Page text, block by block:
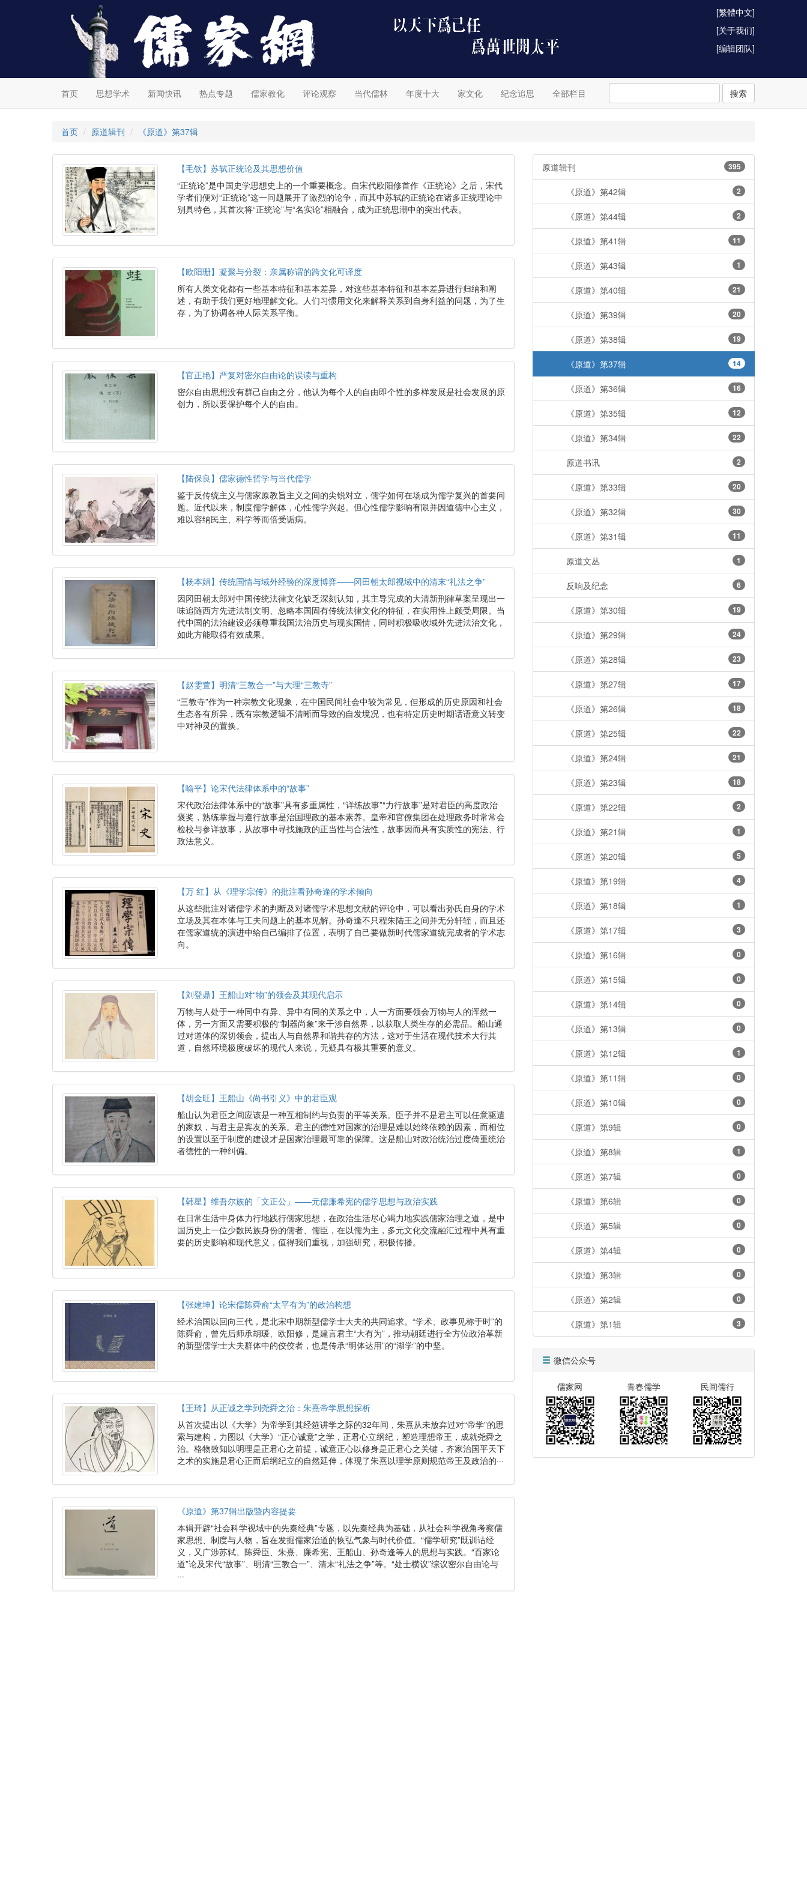
[繁體中文]
[关于我们]
[编辑团队]
首页 思想学术 新闻快讯 热点专题 儒家教化 评论观察 当代儒林 年度十大 家文化 纪念追思 全部栏目 搜索
首页 原道辑刊 《原道》第37辑
【毛钦】苏轼正统论及其思想价值
“正统论”是中国史学思想史上的一个重要概念。自宋代欧阳修首作《正统论》之后，宋代
学者们便对“正统论”这一问题展开了激烈的论争，而其中苏轼的正统论在诸多正统理论中
别具特色，其首次将“正统论”与“名实论”相融合，成为正统思潮中的突出代表。
【欧阳珊】凝聚与分裂：亲属称谓的跨文化可译度
所有人类文化都有一些基本特征和基本差异，对这些基本特征和基本差异进行归纳和阐
述，有助于我们更好地理解文化。人们习惯用文化来解释关系到自身利益的问题，为了生
存，为了协调各种人际关系平衡。
【官正艳】严复对密尔自由论的误读与重构
密尔自由思想没有群己自由之分，他认为每个人的自由即个性的多样发展是社会发展的原
创力，所以要保护每个人的自由。
【陆保良】儒家德性哲学与当代儒学
鉴于反传统主义与儒家原教旨主义之间的尖锐对立，儒学如何在场成为儒学复兴的首要问
题。近代以来，制度儒学解体，心性儒学兴起。但心性儒学影响有限并因道德中心主义，
难以容纳民主、科学等而倍受诟病。
【杨本娟】传统国情与域外经验的深度博弈——冈田朝太郎视域中的清末“礼法之争”
因冈田朝太郎对中国传统法律文化缺乏深刻认知，其主导完成的大清新刑律草案呈现出一
味追随西方先进法制文明、忽略本国固有传统法律文化的特征，在实用性上颇受局限。当
代中国的法治建设必须尊重我国法治历史与现实国情，同时积极吸收域外先进法治文化，
如此方能取得有效成果。
【赵雯萱】明清“三教合一”与大理“三教寺”
“三教寺”作为一种宗教文化现象，在中国民间社会中较为常见，但形成的历史原因和社会
生态各有所异，既有宗教逻辑不清晰而导致的自发境况，也有特定历史时期话语意义转变
中对神灵的置换。
【喻平】论宋代法律体系中的“故事”
宋代政治法律体系中的“故事”具有多重属性，“详练故事”“力行故事”是对君臣的高度政治
褒奖，熟练掌握与遵行故事是治国理政的基本素养。皇帝和官僚集团在处理政务时常常会
检校与参详故事，从故事中寻找施政的正当性与合法性，故事因而具有实质性的宪法、行
政法意义。
【万 红】从《理学宗传》的批注看孙奇逢的学术倾向
从这些批注对诸儒学术的判断及对诸儒学术思想文献的评论中，可以看出孙氏自身的学术
立场及其在本体与工夫问题上的基本见解。孙奇逢不只程朱陆王之间并无分轩轾，而且还
在儒家道统的演进中给自己编排了位置，表明了自己要做新时代儒家道统完成者的学术志
向。
【刘登鼎】王船山对“物”的领会及其现代启示
万物与人处于一种同中有异、异中有同的关系之中，人一方面要领会万物与人的浑然一
体，另一方面又需要积极的“制器尚象”来干涉自然界，以获取人类生存的必需品。船山通
过对道体的深切领会，提出人与自然界和谐共存的方法，这对于生活在现代技术大行其
道，自然环境极度破坏的现代人来说，无疑具有极其重要的意义。
【胡金旺】王船山《尚书引义》中的君臣观
船山认为君臣之间应该是一种互相制约与负责的平等关系。臣子并不是君主可以任意驱遣
的家奴，与君主是宾友的关系。君主的德性对国家的治理是难以始终依赖的因素，而相位
的设置以至于制度的建设才是国家治理最可靠的保障。这是船山对政治统治过度倚重统治
者德性的一种纠偏。
【韩星】维吾尔族的「文正公」——元儒廉希宪的儒学思想与政治实践
在日常生活中身体力行地践行儒家思想，在政治生活尽心竭力地实践儒家治理之道，是中
国历史上一位少数民族身份的儒者、儒臣，在以儒为主，多元文化交流融汇过程中具有重
要的历史影响和现代意义，值得我们重视，加强研究，积极传播。
【张建坤】论宋儒陈舜俞“太平有为”的政治构想
经术治国以回向三代，是北宋中期新型儒学士大夫的共同追求。“学术、政事见称于时”的
陈舜俞，曾先后师承胡瑗、欧阳修，是建言君主“大有为”，推动朝廷进行全方位政治革新
的新型儒学士大夫群体中的佼佼者，也是传承“明体达用”的“湖学”的中坚。
【王琦】从正诚之学到尧舜之治：朱熹帝学思想探析
从首次提出以《大学》为帝学到其经筵讲学之际的32年间，朱熹从未放弃过对“帝学”的思
索与建构，力图以《大学》“正心诚意”之学，正君心立纲纪，塑造理想帝王，成就尧舜之
治。格物致知以明理是正君心之前提，诚意正心以修身是正君心之关键，齐家治国平天下
之术的实施是君心正而后纲纪立的自然延伸，体现了朱熹以理学原则规范帝王及政治的···
《原道》第37辑出版暨内容提要
本辑开辟“社会科学视域中的先秦经典”专题，以先秦经典为基础，从社会科学视角考察儒
家思想、制度与人物，旨在发掘儒家治道的恢弘气象与时代价值。“儒学研究”既训诂经
义，又广涉苏轼、陈舜臣、朱熹、廉希宪、王船山、孙奇逢等人的思想与实践。“百家论
道”论及宋代“故事”、明清“三教合一”、清末“礼法之争”等。“处士横议”综议密尔自由论与
···
395
原道辑刊
2
《原道》第42辑
2
《原道》第44辑
11
《原道》第41辑
1
《原道》第43辑
21
《原道》第40辑
20
《原道》第39辑
19
《原道》第38辑
14
《原道》第37辑
16
《原道》第36辑
12
《原道》第35辑
22
《原道》第34辑
2
原道书讯
20
《原道》第33辑
30
《原道》第32辑
11
《原道》第31辑
1
原道文丛
6
反响及纪念
19
《原道》第30辑
24
《原道》第29辑
23
《原道》第28辑
17
《原道》第27辑
18
《原道》第26辑
22
《原道》第25辑
21
《原道》第24辑
18
《原道》第23辑
2
《原道》第22辑
1
《原道》第21辑
5
《原道》第20辑
4
《原道》第19辑
1
《原道》第18辑
3
《原道》第17辑
0
《原道》第16辑
0
《原道》第15辑
0
《原道》第14辑
0
《原道》第13辑
1
《原道》第12辑
0
《原道》第11辑
0
《原道》第10辑
0
《原道》第9辑
1
《原道》第8辑
0
《原道》第7辑
0
《原道》第6辑
0
《原道》第5辑
0
《原道》第4辑
0
《原道》第3辑
0
《原道》第2辑
3
《原道》第1辑
微信公众号
儒家网 青春儒学 民间儒行